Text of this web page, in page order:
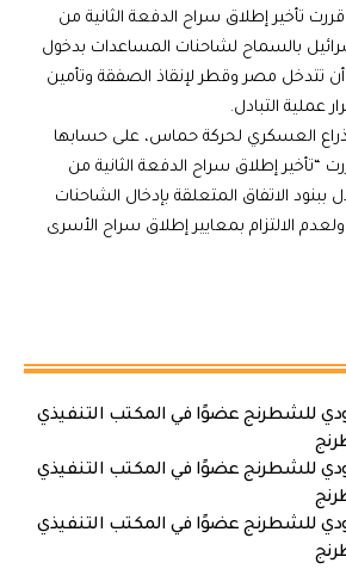
تأخير إطلاق سراح الدفعة الثانية من
بالسماح لشاحنات المساعدات بدخول
تتدخل مصر وقطر لإنقاذ الصفقة وتأمين
عملية التبادل.
العسكري لحركة حماس، على حسابها
“تأخير إطلاق سراح الدفعة الثانية من
ببنود الاتفاق المتعلقة بإدخال الشاحنات
الالتزام بمعايير إطلاق سراح الأسرى
للشطرنج عضوًا في المكتب التنفيذي
للشطرنج عضوًا في المكتب التنفيذي
للشطرنج عضوًا في المكتب التنفيذي